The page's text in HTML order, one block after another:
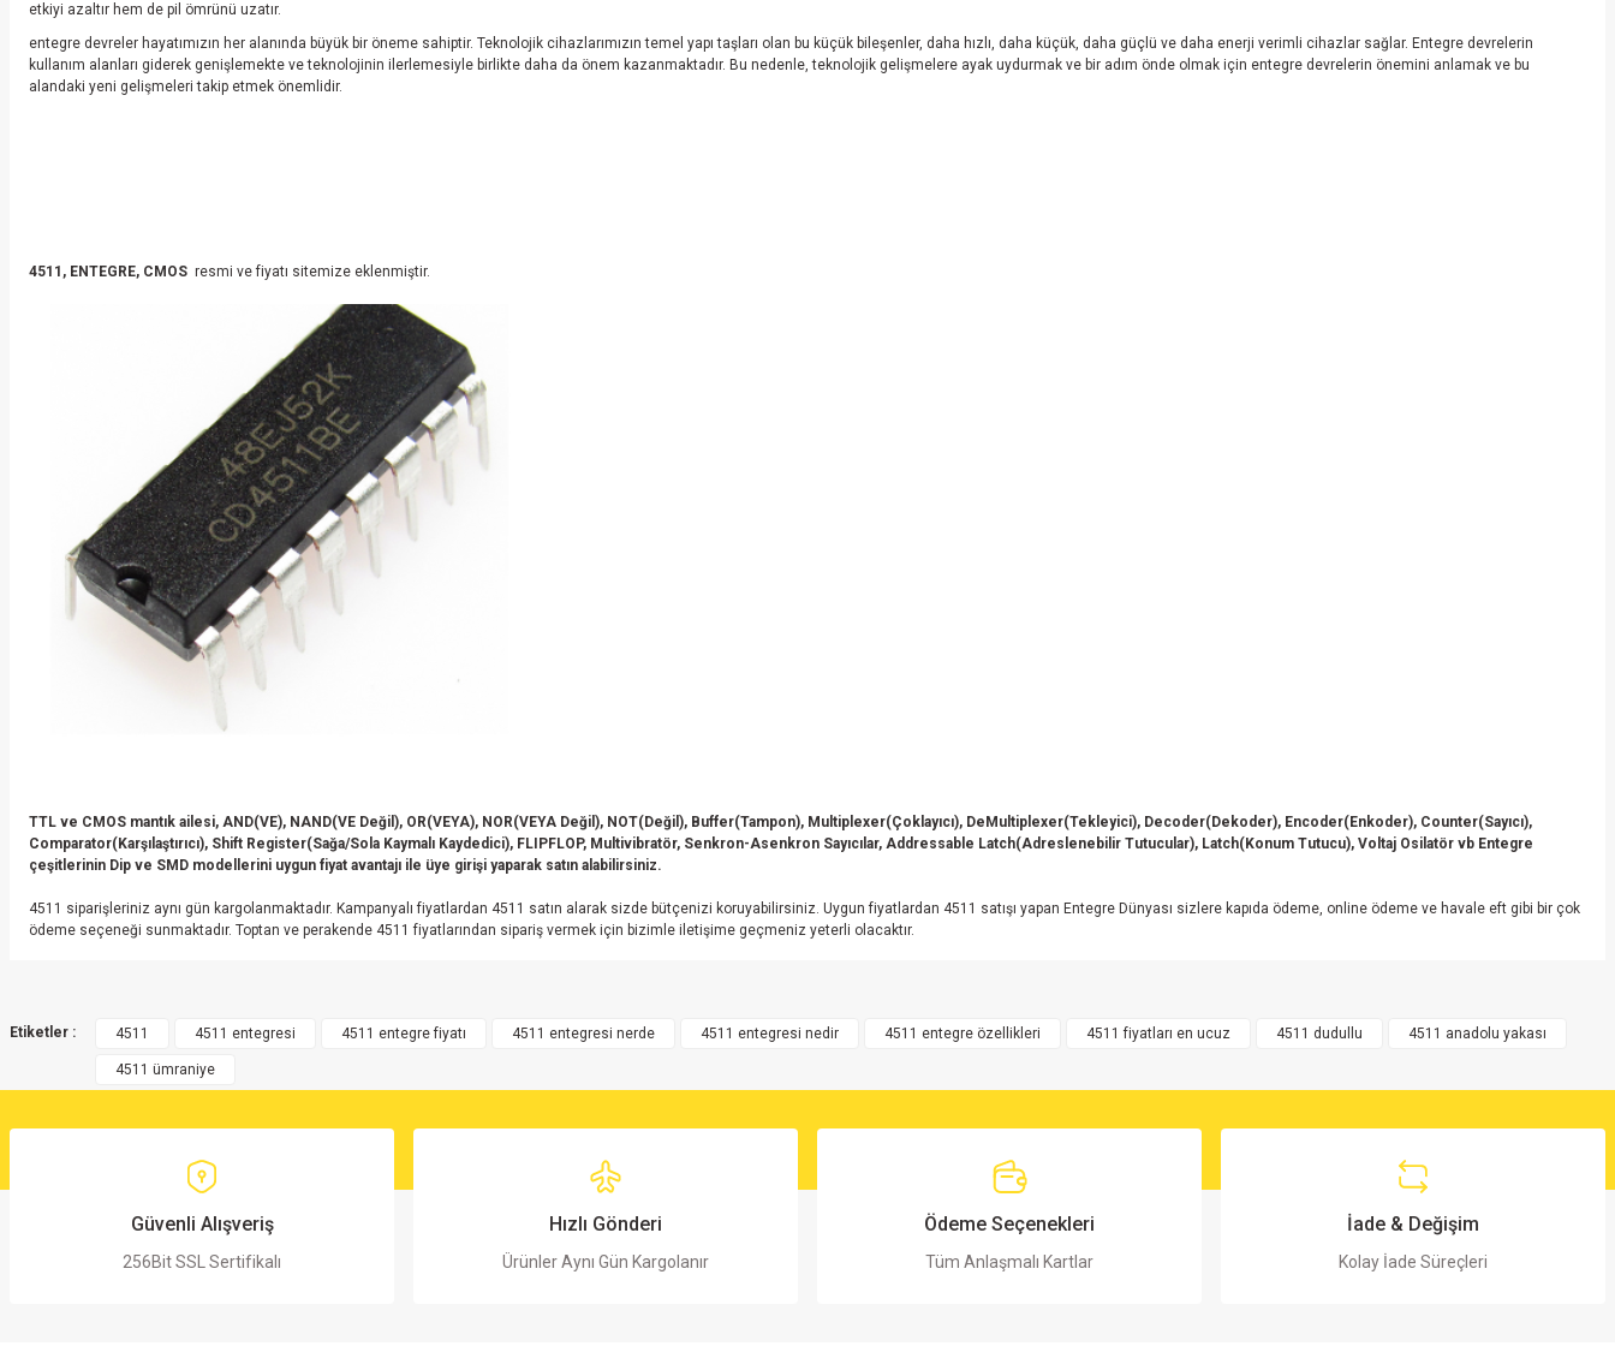
etkiyi azaltır hem de pil ömrünü uzatır.
entegre devreler hayatımızın her alanında büyük bir öneme sahiptir. Teknolojik cihazlarımızın temel yapı taşları olan bu küçük bileşenler, daha hızlı, daha küçük, daha güçlü ve daha enerji verimli cihazlar sağlar. Entegre devrelerin
kullanım alanları giderek genişlemekte ve teknolojinin ilerlemesiyle birlikte daha da önem kazanmaktadır. Bu nedenle, teknolojik gelişmelere ayak uydurmak ve bir adım önde olmak için entegre devrelerin önemini anlamak ve bu
alandaki yeni gelişmeleri takip etmek önemlidir.
4511, ENTEGRE, CMOS resmi ve fiyatı sitemize eklenmiştir.
TTL ve CMOS mantık ailesi, AND(VE), NAND(VE Değil), OR(VEYA), NOR(VEYA Değil), NOT(Değil), Buffer(Tampon), Multiplexer(Çoklayıcı), DeMultiplexer(Tekleyici), Decoder(Dekoder), Encoder(Enkoder), Counter(Sayıcı),
Comparator(Karşılaştırıcı), Shift Register(Sağa/Sola Kaymalı Kaydedici), FLIPFLOP, Multivibratör, Senkron-Asenkron Sayıcılar, Addressable Latch(Adreslenebilir Tutucular), Latch(Konum Tutucu), Voltaj Osilatör vb Entegre
çeşitlerinin Dip ve SMD modellerini uygun fiyat avantajı ile üye girişi yaparak satın alabilirsiniz.
4511 siparişleriniz aynı gün kargolanmaktadır. Kampanyalı fiyatlardan 4511 satın alarak sizde bütçenizi koruyabilirsiniz. Uygun fiyatlardan 4511 satışı yapan Entegre Dünyası sizlere kapıda ödeme, online ödeme ve havale eft gibi bir çok
ödeme seçeneği sunmaktadır. Toptan ve perakende 4511 fiyatlarından sipariş vermek için bizimle iletişime geçmeniz yeterli olacaktır.
Bu ürüne ilk yorumu siz yapın!
Ürün resmi kalitesiz, bozuk veya görüntülenemiyor.
Ürün fiyatı diğer sitelerden daha pahalı.
Etiketler : 4511 4511 entegresi 4511 entegre fiyatı 4511 entegresi nerde 4511 entegresi nedir 4511 entegre özellikleri 4511 fiyatları en ucuz 4511 dudullu 4511 anadolu yakası
4511 ümraniye
Güvenli Alışveriş
256Bit SSL Sertifikalı
Hızlı Gönderi
Ürünler Aynı Gün Kargolanır
Ödeme Seçenekleri
Tüm Anlaşmalı Kartlar
İade & Değişim
Kolay İade Süreçleri